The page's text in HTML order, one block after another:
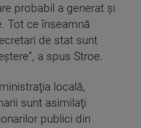
probabil a generat şi
Tot ce înseamnă
de stat sunt
a spus Stroe.
locală,
sunt asimilaţi
publici din